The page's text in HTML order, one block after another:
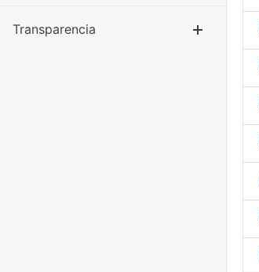
Transparencia